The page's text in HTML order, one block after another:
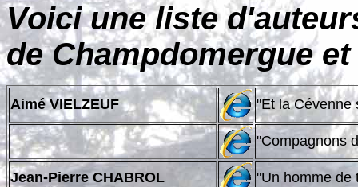
Voici une liste
de Champdomergue
Aimé VIELZEUF "Et la
Jean-Pierre CHABROL "Un